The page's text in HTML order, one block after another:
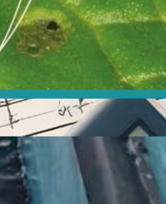
activa o “PAR” (por sus siglas en
para los organismos
desde una embarcación
hora del día,
arrastradas por ríos y deshielo de
cómo se comporta la luz
en el crecimiento del
los organismos que se alimentan de